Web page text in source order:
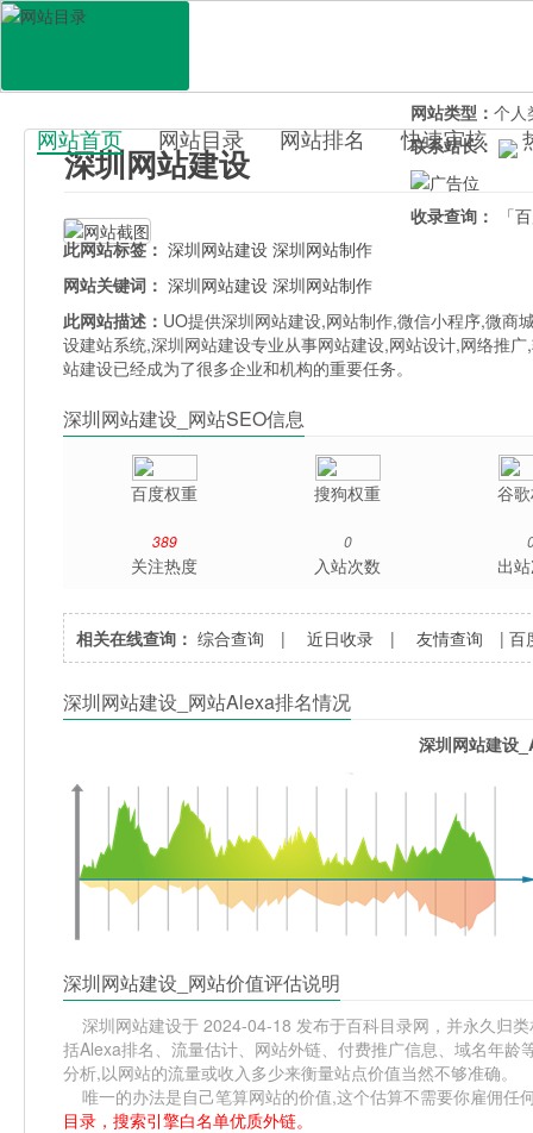
百科目录
网站首页 网站目录 网站排名 快速审核
深圳网站建设
网站类型： 个人
联系站长：
收录查询：
「
此网站标签： 深圳网站建设 深圳网站制作
网站关键词： 深圳网站建设 深圳网站制作
此网站描述： UO提供深圳网站建设,网站制作,微信小程序,微商
设建站系统,深圳网站建设专业从事网站建设,网站设计,网络推
站建设已经成为了很多企业和机构的重要任务。
深圳网站建设_网站SEO信息
百度权重 搜狗权重 谷
389
关注热度
0
入站次数 出
相关在线查询： 综合查询 |近日收录 |友情查询 |百
深圳网站建设_网站Alexa排名情况
深圳网站建设
深圳网站建设_网站价值评估说明
深圳网站建设于 2024-04-18 发布于百科目录网，并永久归
括Alexa排名、流量估计、网站外链、付费推广信息、域名年
分析,以网站的流量或收入多少来衡量站点价值当然不够准确。
唯一的办法是自己笔算网站的价值,这个估算不需要你雇佣任
目录，搜索引擎白名单优质外链。